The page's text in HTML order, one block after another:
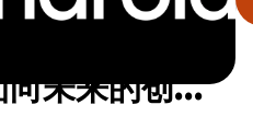
开发者催
未来的创新